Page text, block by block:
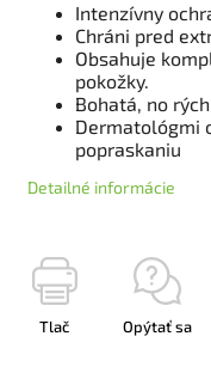
Intenzívny
Chráni pred
Obsahuje
pokožky.
Bohatá, no
Dermatológmi
popraskaniu
Detailné informácie
Tlač Opýtať sa